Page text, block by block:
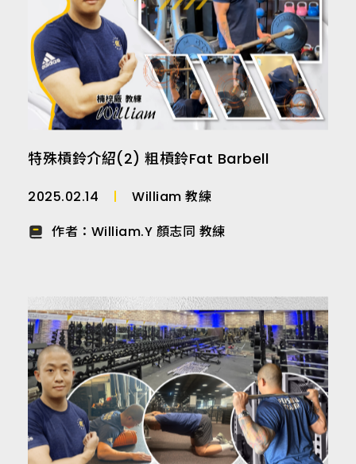
特殊槓鈴介紹(2) 粗槓鈴Fat Barbell
2025.02.14
William 教練
作者： William.Y 顏志同 教練